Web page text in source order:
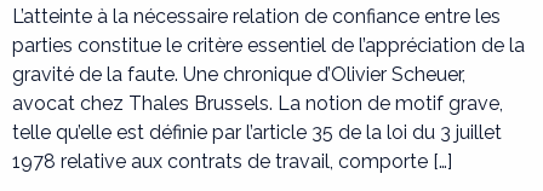
L’atteinte à la nécessaire relation de confiance entre les
parties constitue le critère essentiel de l’appréciation de la
gravité de la faute. Une chronique d’Olivier Scheuer,
avocat chez Thales Brussels. La notion de motif grave,
telle qu’elle est définie par l’article 35 de la loi du 3 juillet
1978 relative aux contrats de travail, comporte […]